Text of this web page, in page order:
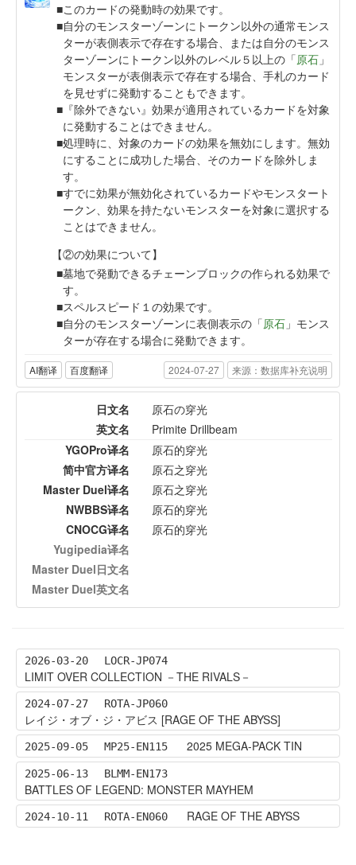
このカードの発動時の効果です。
自分のモンスターゾーンにトークン以外の通常モンス
ターが表側表示で存在する場合、または自分のモンス
ターゾーンにトークン以外のレベル５以上の「原石 」
モンスターが表側表示で存在する場合、手札のカード
を見せずに発動することもできます。
『除外できない』効果が適用されているカードを対象
に発動することはできません。
処理時に、対象のカードの効果を無効にします。無効
にすることに成功した場合、そのカードを除外しま
す。
すでに効果が無効化されているカードやモンスタート
ークン、効果を持たないモンスターを対象に選択する
ことはできません。
【②の効果について】
墓地で発動できるチェーンブロックの作られる効果で
す。
スペルスピード１の効果です。
自分のモンスターゾーンに表側表示の「原石 」モンス
ターが存在する場合に発動できます。
AI翻译 百度翻译 2024-07-27 来源：数据库补充说明
日文名
原石の穿光
英文名
Primite Drillbeam
YGOPro译名
原石的穿光
简中官方译名
原石之穿光
Master Duel译名
原石之穿光
NWBBS译名
原石的穿光
CNOCG译名
原石的穿光
Yugipedia译名
Master Duel日文名
Master Duel英文名
2026-03-20 LOCR-JP074
LIMIT OVER COLLECTION －THE RIVALS－
2024-07-27 ROTA-JP060
レイジ・オブ・ジ・アビス [RAGE OF THE ABYSS]
2025-09-05 MP25-EN115 2025 MEGA-PACK TIN
2025-06-13 BLMM-EN173
BATTLES OF LEGEND: MONSTER MAYHEM
2024-10-11 ROTA-EN060 RAGE OF THE ABYSS